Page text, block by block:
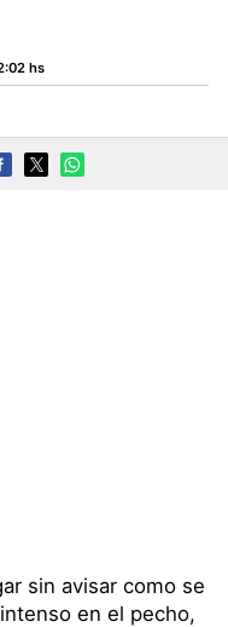
hs
sin avisar como se
en el pecho,